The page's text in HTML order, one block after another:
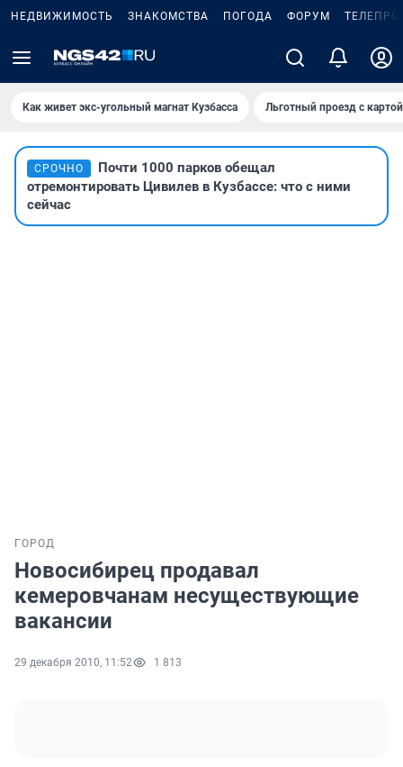
НЕДВИЖИМОСТЬ ЗНАКОМСТВА ПОГОДА ФОРУМ
Как живет экс-угольный магнат Кузбасса Льготный проезд с
СРОЧНО
Почти 1000 парков обещал
отремонтировать Цивилев в Кузбассе: что с ними
сейчас
ГОРОД
Новосибирец продавал
кемеровчанам несуществующие
вакансии
29 декабря 2010, 11:52 1 813